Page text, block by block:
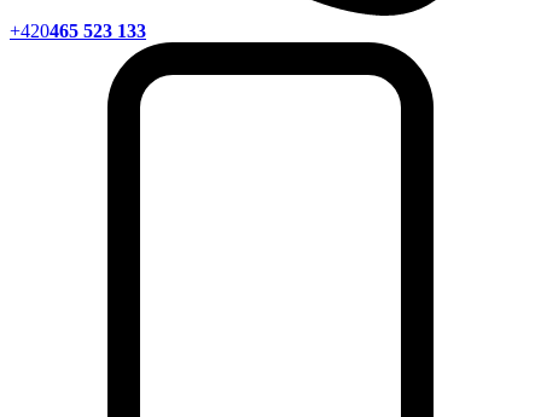
+420465 523 133